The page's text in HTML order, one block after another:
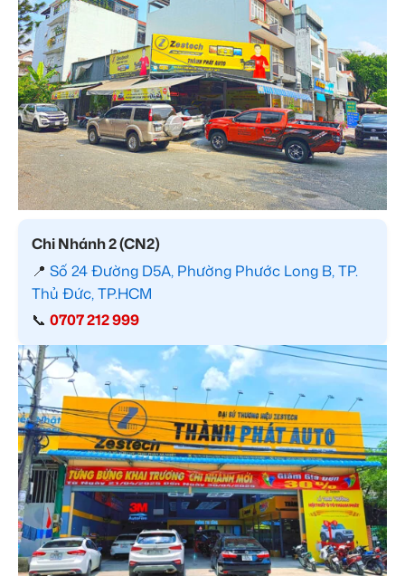
Chi Nhánh 2 (CN2)
📍 Số 24 Đường D5A, Phường Phước Long B, TP.
Thủ Đức, TP.HCM
📞 0707 212 999